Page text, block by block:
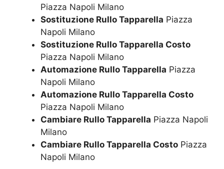
Piazza Napoli Milano
Sostituzione Rullo Tapparella Piazza
Napoli Milano
Sostituzione Rullo Tapparella Costo
Piazza Napoli Milano
Automazione Rullo Tapparella Piazza
Napoli Milano
Automazione Rullo Tapparella Costo
Piazza Napoli Milano
Cambiare Rullo Tapparella Piazza Napoli
Milano
Cambiare Rullo Tapparella Costo Piazza
Napoli Milano